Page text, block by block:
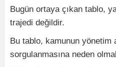
Bugün ortaya çıkan tablo,
trajedi değildir.
Bu tablo, kamunun yönetim
sorgulanmasına neden